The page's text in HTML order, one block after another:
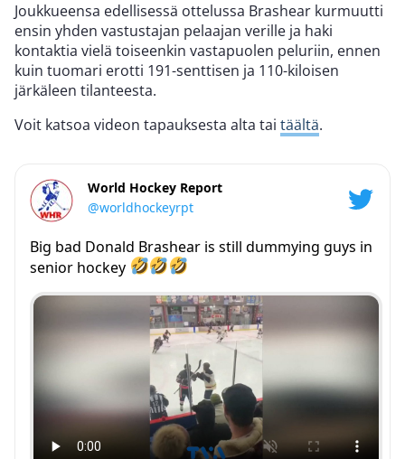
Joukkueensa edellisessä ottelussa Brashear kurmuutti
ensin yhden vastustajan pelaajan verille ja haki
kontaktia vielä toiseenkin vastapuolen peluriin, ennen
kuin tuomari erotti 191-senttisen ja 110-kiloisen
järkäleen tilanteesta.
Voit katsoa videon tapauksesta alta tai täältä.
World Hockey Report
@worldhockeyrpt
Big bad Donald Brashear is still dummying guys in
senior hockey